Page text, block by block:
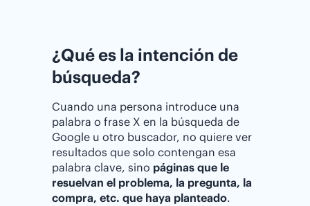
¿Qué es la intención de
búsqueda?
Cuando una persona introduce una
palabra o frase X en la búsqueda de
Google u otro buscador, no quiere ver
resultados que solo contengan esa
palabra clave, sino páginas que le
resuelvan el problema, la pregunta, la
compra, etc. que haya planteado.